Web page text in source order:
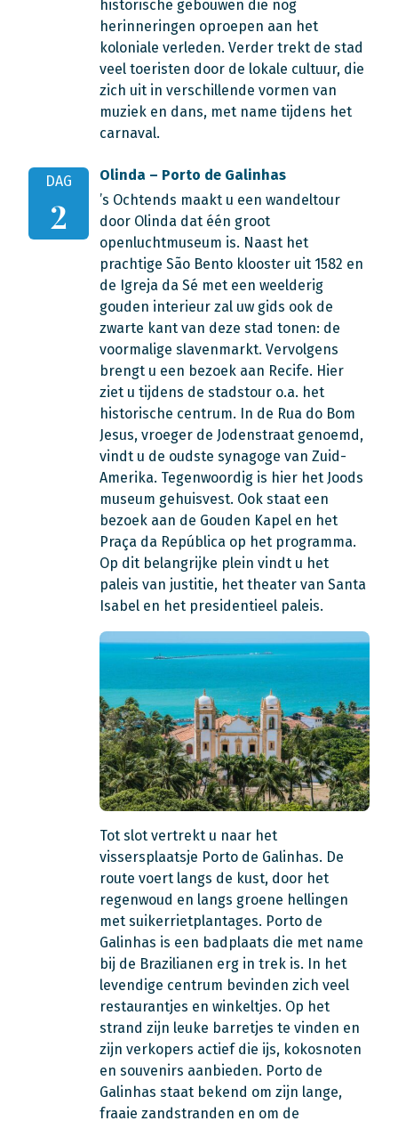
historische gebouwen die nog
herinneringen oproepen aan het
koloniale verleden. Verder trekt de stad
veel toeristen door de lokale cultuur, die
zich uit in verschillende vormen van
muziek en dans, met name tijdens het
carnaval.
DAG
2
Olinda – Porto de Galinhas
’s Ochtends maakt u een wandeltour
door Olinda dat één groot
openluchtmuseum is. Naast het
prachtige São Bento klooster uit 1582 en
de Igreja da Sé met een weelderig
gouden interieur zal uw gids ook de
zwarte kant van deze stad tonen: de
voormalige slavenmarkt. Vervolgens
brengt u een bezoek aan Recife. Hier
ziet u tijdens de stadstour o.a. het
historische centrum. In de Rua do Bom
Jesus, vroeger de Jodenstraat genoemd,
vindt u de oudste synagoge van Zuid-
Amerika. Tegenwoordig is hier het Joods
museum gehuisvest. Ook staat een
bezoek aan de Gouden Kapel en het
Praça da República op het programma.
Op dit belangrijke plein vindt u het
paleis van justitie, het theater van Santa
Isabel en het presidentieel paleis.
Tot slot vertrekt u naar het
vissersplaatsje Porto de Galinhas. De
route voert langs de kust, door het
regenwoud en langs groene hellingen
met suikerrietplantages. Porto de
Galinhas is een badplaats die met name
bij de Brazilianen erg in trek is. In het
levendige centrum bevinden zich veel
restaurantjes en winkeltjes. Op het
strand zijn leuke barretjes te vinden en
zijn verkopers actief die ijs, kokosnoten
en souvenirs aanbieden. Porto de
Galinhas staat bekend om zijn lange,
fraaie zandstranden en om de